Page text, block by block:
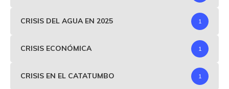
CRISIS DEL AGUA EN 2025 1
CRISIS ECONÓMICA 1
CRISIS EN EL CATATUMBO 1